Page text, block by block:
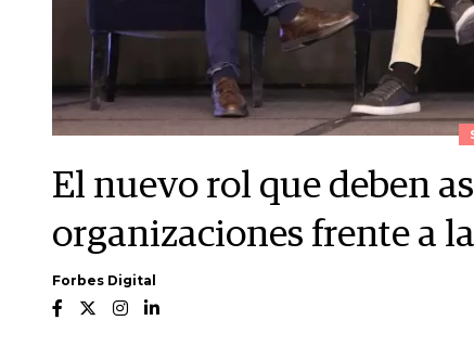
El nuevo rol que deben
organizaciones frente a
Forbes Digital